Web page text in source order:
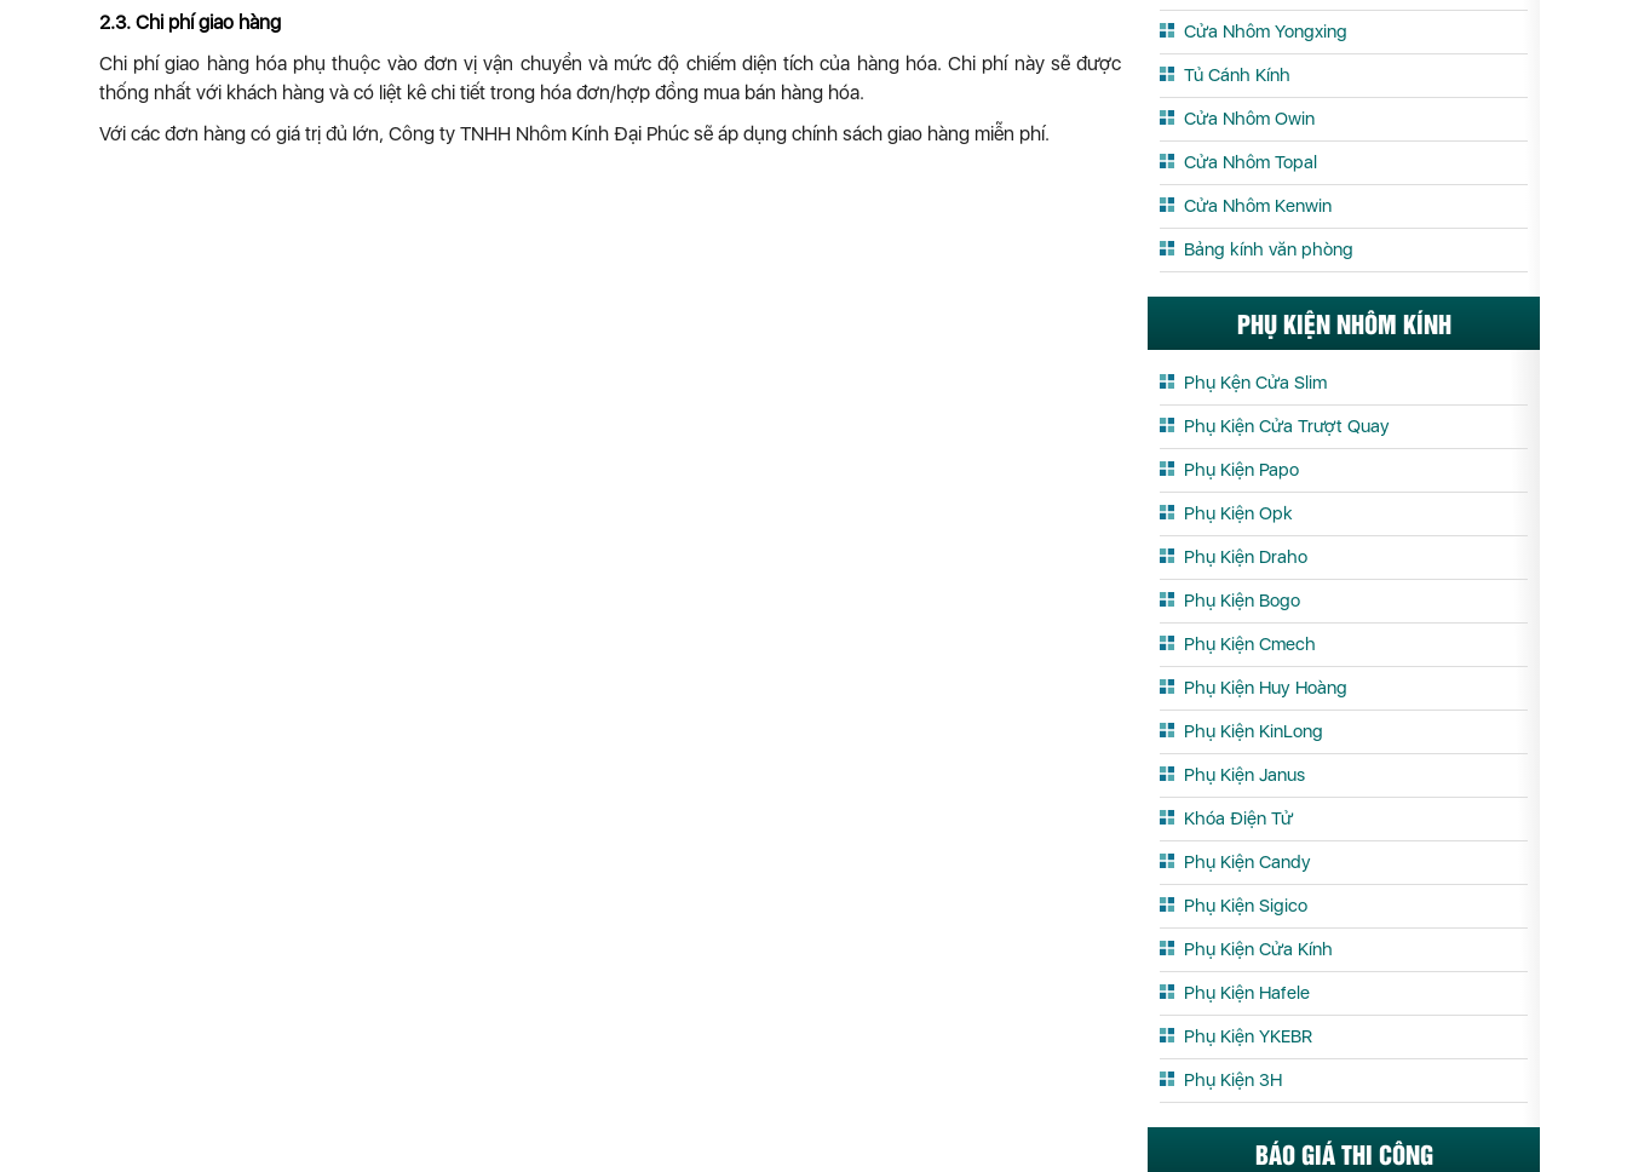
2.3. Chi phí giao hàng
Chi phí giao hàng hóa phụ thuộc vào đơn vị vận chuyển và mức độ chiếm diện tích của hàng hóa. Chi phí này sẽ được
thống nhất với khách hàng và có liệt kê chi tiết trong hóa đơn/hợp đồng mua bán hàng hóa.
Với các đơn hàng có giá trị đủ lớn, Công ty TNHH Nhôm Kính Đại Phúc sẽ áp dụng chính sách giao hàng miễn phí.
Cửa Nhôm Yongxing
Tủ Cánh Kính
Cửa Nhôm Owin
Cửa Nhôm Topal
Cửa Nhôm Kenwin
Bảng kính văn phòng
PHỤ KIỆN NHÔM KÍNH
Phụ Kện Cửa Slim
Phụ Kiện Cửa Trượt Quay
Phụ Kiện Papo
Phụ Kiện Opk
Phụ Kiện Draho
Phụ Kiện Bogo
Phụ Kiện Cmech
Phụ Kiện Huy Hoàng
Phụ Kiện KinLong
Phụ Kiện Janus
Khóa Điện Tử
Phụ Kiện Candy
Phụ Kiện Sigico
Phụ Kiện Cửa Kính
Phụ Kiện Hafele
Phụ Kiện YKEBR
Phụ Kiện 3H
BÁO GIÁ THI CÔNG